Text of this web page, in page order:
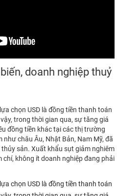
doanh nghiệp thuỷ
chọn USD là đồng tiền thanh toán
trong thời gian qua, sự tăng giá
đồng tiền khác tại các thị trường
châu Âu, Nhật Bản, Nam Mỹ, đã
sản. Xuất khẩu sụt giảm nghiêm
không ít doanh nghiệp đang phải
chọn USD là đồng tiền thanh toán